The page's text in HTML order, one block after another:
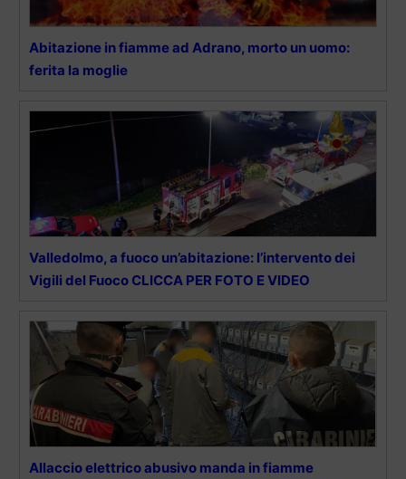
Abitazione in fiamme ad Adrano, morto un uomo:
ferita la moglie
Valledolmo, a fuoco un’abitazione: l’intervento dei
Vigili del Fuoco CLICCA PER FOTO E VIDEO
Allaccio elettrico abusivo manda in fiamme